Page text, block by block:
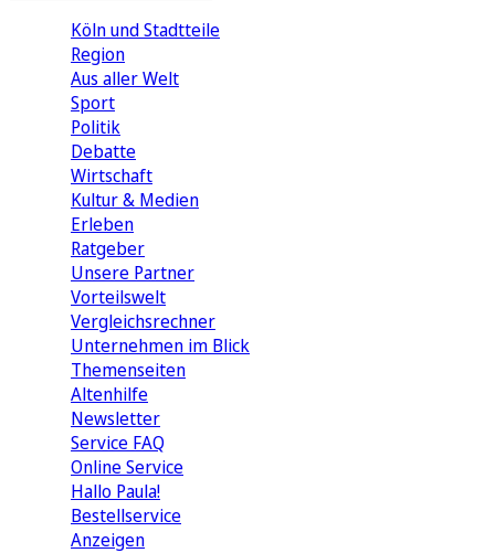
Köln und Stadtteile
Region
Aus aller Welt
Sport
Politik
Debatte
Wirtschaft
Kultur & Medien
Erleben
Ratgeber
Unsere Partner
Vorteilswelt
Vergleichsrechner
Unternehmen im Blick
Themenseiten
Altenhilfe
Newsletter
Service FAQ
Online Service
Hallo Paula!
Bestellservice
Anzeigen